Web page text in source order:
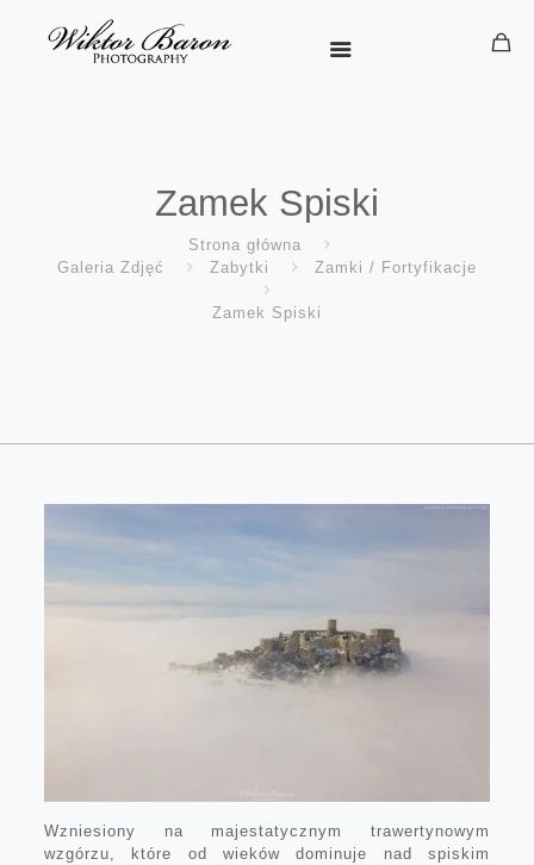
Zamek Spiski
Strona główna
Galeria Zdjęć
Zabytki Zamki / Fortyfikacje
Zamek Spiski
Wzniesiony na majestatycznym trawertynowym
wzgórzu, które od wieków dominuje nad spiskim